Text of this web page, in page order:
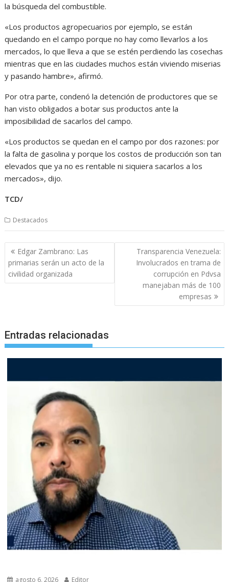
la búsqueda del combustible.
«Los productos agropecuarios por ejemplo, se están
quedando en el campo porque no hay como llevarlos a los
mercados, lo que lleva a que se estén perdiendo las cosechas
mientras que en las ciudades muchos están viviendo miserias
y pasando hambre», afirmó.
Por otra parte, condenó la detención de productores que se
han visto obligados a botar sus productos ante la
imposibilidad de sacarlos del campo.
«Los productos se quedan en el campo por dos razones: por
la falta de gasolina y porque los costos de producción son tan
elevados que ya no es rentable ni siquiera sacarlos a los
mercados», dijo.
TCD/
Destacados
Navegación
de
entradas
Edgar Zambrano: Las
primarias serán un acto de la
civilidad organizada
Transparencia Venezuela:
Involucrados en trama de
corrupción en Pdvsa
manejaban más de 100
empresas
Entradas relacionadas
agosto 6, 2026 Editor